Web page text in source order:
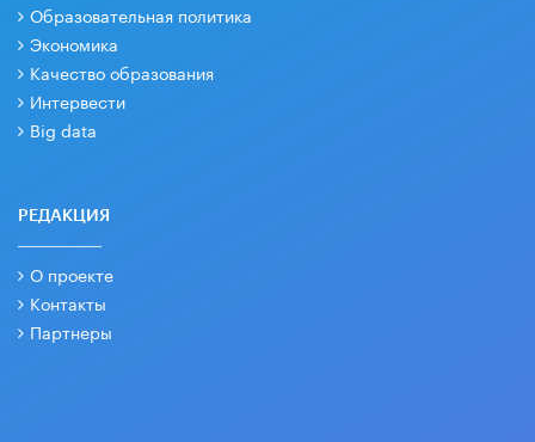
Образовательная политика
Экономика
Качество образования
Интервести
Big data
РЕДАКЦИЯ
О проекте
Контакты
Партнеры